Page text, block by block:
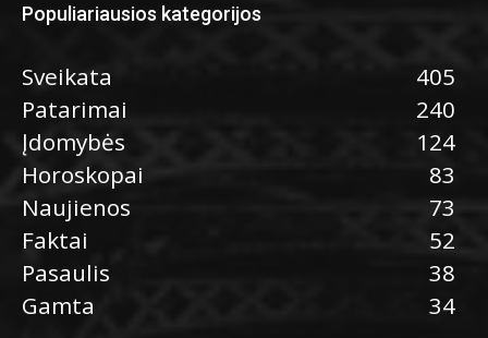
Populiariausios kategorijos
Sveikata
405
Patarimai
240
Įdomybės
124
Horoskopai
83
Naujienos
73
Faktai
52
Pasaulis
38
Gamta
34